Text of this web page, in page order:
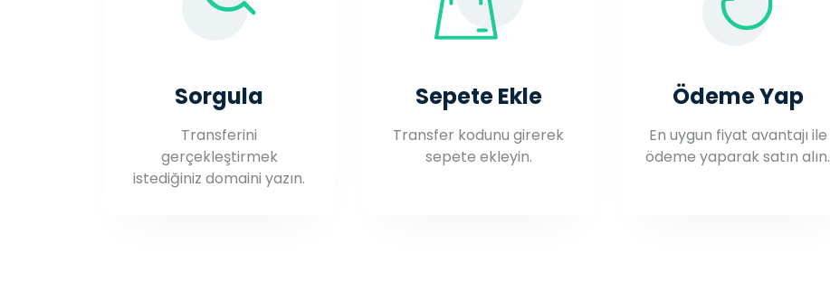
Sorgula
Transferini
gerçekleştirmek
istediğiniz domaini yazın.
Sepete Ekle
Transfer kodunu girerek
sepete ekleyin.
Ödeme Yap
En uygun fiyat avantajı ile
ödeme yaparak satın alın.